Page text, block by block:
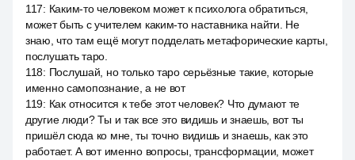
117: Каким-то человеком может к психолога обратиться,
может быть с учителем каким-то наставника найти. Не
знаю, что там ещё могут подделать метафорические карты,
послушать таро.
118: Послушай, но только таро серьёзные такие, которые
именно самопознание, а не вот
119: Как относится к тебе этот человек? Что думают те
другие люди? Ты и так все это видишь и знаешь, вот ты
пришёл сюда ко мне, ты точно видишь и знаешь, как это
работает. А вот именно вопросы, трансформации, может